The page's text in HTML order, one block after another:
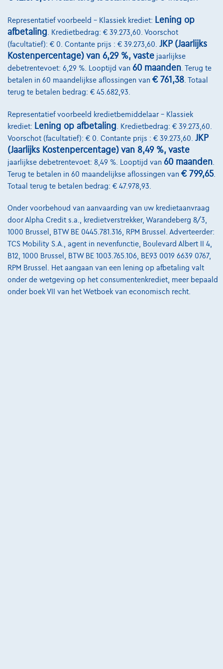
Volkswagen Golf
R-Line | 1.5 TSI 150cv | Carplay | Caméra | GPS | Led Matrix
€27.490 1
Vanaf€536,11/maand
met een laatste maandaflossing
van€7.408,61
Ontdek het volledige cijfervoorbeeld
Autosphere Center Liège
Vergelijk
Bekijk wagen
Representatief voorbeeld – Klassiek krediet: Lening op
afbetaling . Kredietbedrag: € 39.273,60. Voorschot
(facultatief): € 0. Contante prijs : € 39.273,60. JKP (Jaarlijks
Kostenpercentage) van 6,29 %, vaste jaarlijkse
debetrentevoet: 6,29 %. Looptijd van 60 maanden . Terug te
betalen in 60 maandelijkse aflossingen van € 761,38 . Totaal
terug te betalen bedrag: € 45.682,93.
Representatief voorbeeld kredietbemiddelaar – Klassiek
krediet: Lening op afbetaling . Kredietbedrag: € 39.273,60.
Voorschot (facultatief): € 0. Contante prijs : € 39.273,60. JKP
(Jaarlijks Kostenpercentage) van 8,49 %, vaste
jaarlijkse debetrentevoet: 8,49 %. Looptijd van 60 maanden
Terug te betalen in 60 maandelijkse aflossingen van € 799,65.
Totaal terug te betalen bedrag: € 47.978,93.
Onder voorbehoud van aanvaarding van uw kredietaanvraag
door Alpha Credit s.a., kredietverstrekker, Warandeberg 8/3,
1000 Brussel, BTW BE 0445.781.316, RPM Brussel. Adverteerder:
TCS Mobility S.A., agent in nevenfunctie, Boulevard Albert II 4,
B12, 1000 Brussel, BTW BE 1003.765.106, BE93 0019 6639 0767,
RPM Brussel. Het aangaan van een lening op afbetaling valt
onder de wetgeving op het consumentenkrediet, meer bepaald
onder boek VII van het Wetboek van economisch recht.